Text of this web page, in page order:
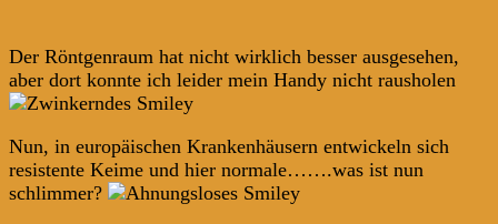
Der Röntgenraum hat nicht wirklich besser ausgesehen,
aber dort konnte ich leider mein Handy nicht rausholen
Nun, in europäischen Krankenhäusern entwickeln sich
resistente Keime und hier normale…….was ist nun
schlimmer?